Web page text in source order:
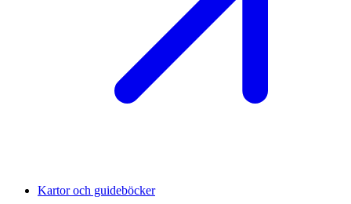
Kartor och guideböcker